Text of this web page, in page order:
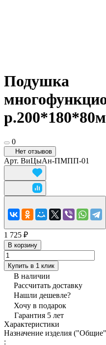
Подушка
0
Нет отзывов
Арт. ВиЦыАн-ПМПП-01
1 725 ₽
В корзину
Купить в 1 клик
В наличии
Рассчитать доставку
Нашли дешевле?
Хочу в подарок
Гарантия 5 лет
Характеристики
Назначение изделия
: